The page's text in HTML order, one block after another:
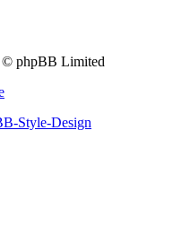
phpBB Limited
Style-Design